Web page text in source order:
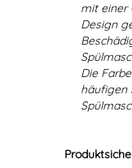
mit einer
Design
Die
häufigen